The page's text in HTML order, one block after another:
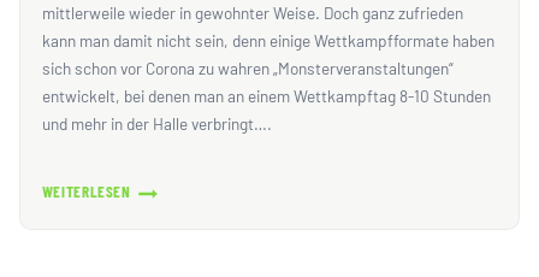
mittlerweile wieder in gewohnter Weise. Doch ganz zufrieden
kann man damit nicht sein, denn einige Wettkampfformate haben
sich schon vor Corona zu wahren „Monsterveranstaltungen“
entwickelt, bei denen man an einem Wettkampftag 8-10 Stunden
und mehr in der Halle verbringt….
WEITERLESEN
JUDO